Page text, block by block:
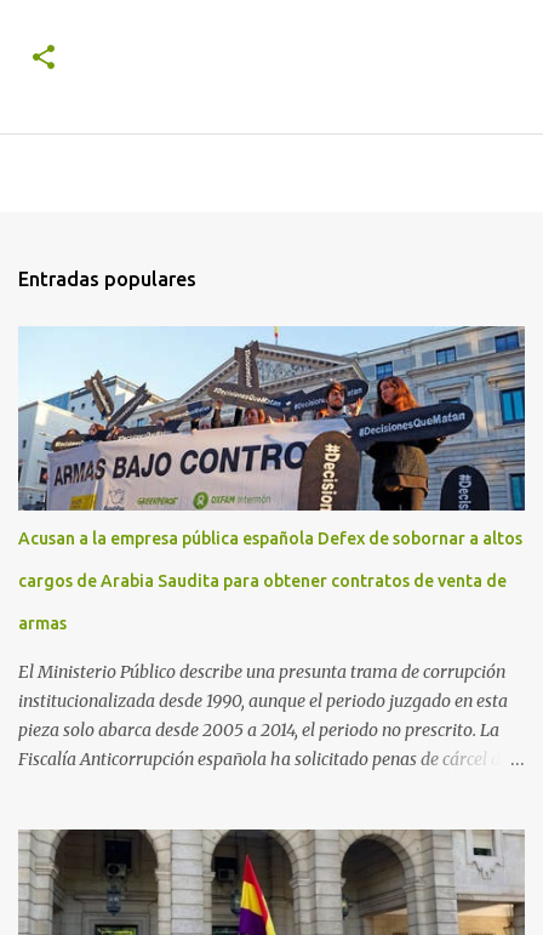
Entradas populares
Acusan a la empresa pública española Defex de sobornar a altos
cargos de Arabia Saudita para obtener contratos de venta de
armas
El Ministerio Público describe una presunta trama de corrupción
institucionalizada desde 1990, aunque el periodo juzgado en esta
pieza solo abarca desde 2005 a 2014, el periodo no prescrito. La
Fiscalía Anticorrupción española ha solicitado penas de cárcel de
Arabia Saudita a través de la empresa pública española Defex,
disuelta. El fiscal Conrado Saiz describe en su escrito de
conclusiones cómo la empresa pública Defex pagó comisiones